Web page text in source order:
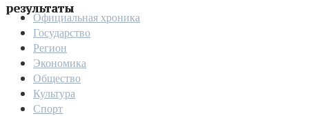
результаты
Официальная хроника
Государство
Регион
Экономика
Общество
Культура
Спорт